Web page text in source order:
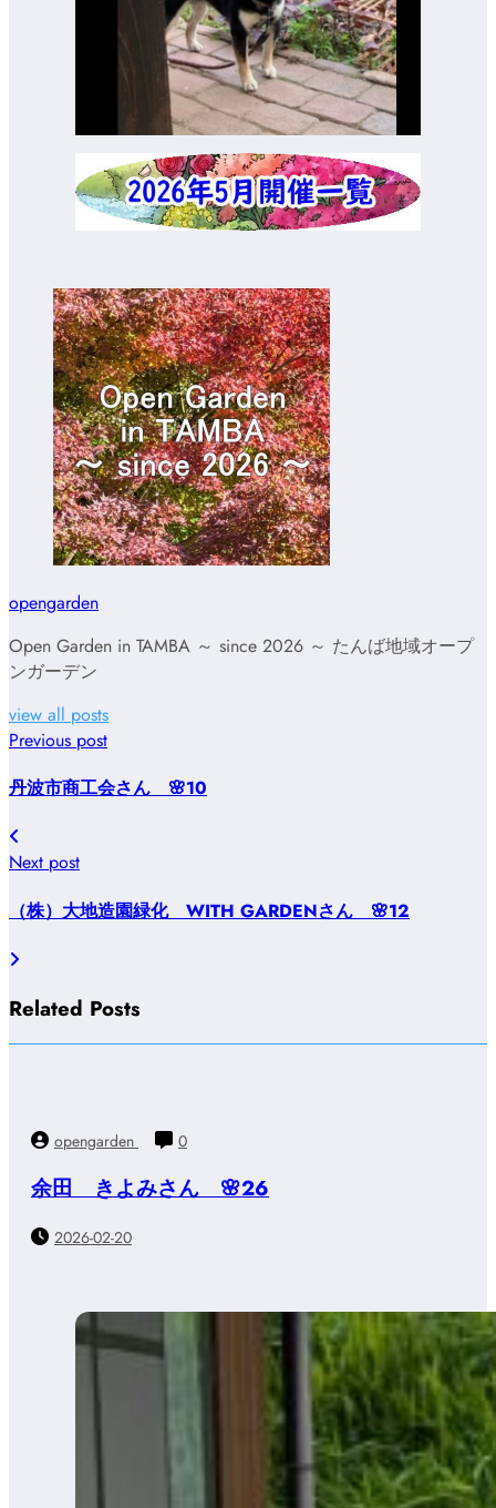
opengarden
Open Garden in TAMBA ～ since 2026 ～ たんば地域オープ
ンガーデン
view all posts
Previous post
丹波市商工会さん 🌸10
Next post
（株）大地造園緑化 WITH GARDENさん 🌸12
Related Posts
opengarden 0
余田 きよみさん 🌸26
2026-02-20